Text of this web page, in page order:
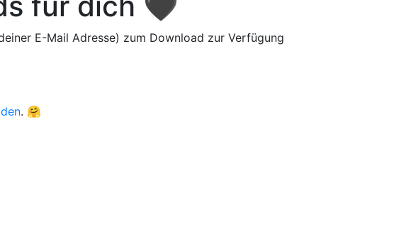
E-Mail Adresse) zum Download zur Verfügung
. 🤗